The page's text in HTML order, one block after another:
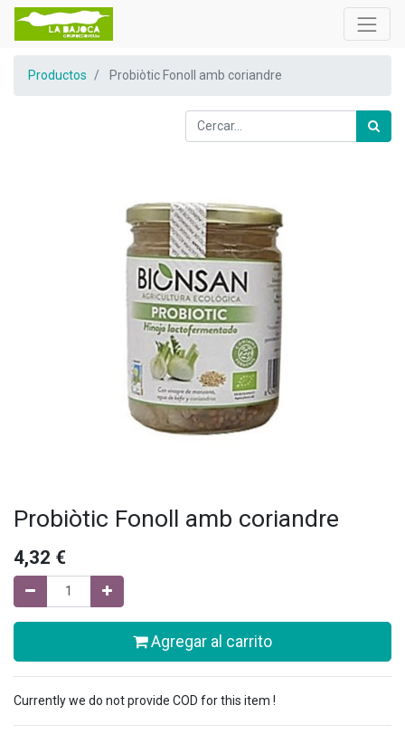
Productos Probiòtic Fonoll amb coriandre
Probiòtic Fonoll amb coriandre
4,32 €
Agregar al carrito
Currently we do not provide COD for this item !